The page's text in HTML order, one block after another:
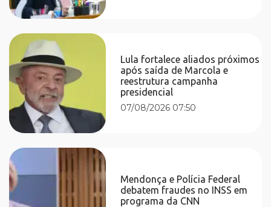
Lula fortalece aliados próximos
após saída de Marcola e
reestrutura campanha
presidencial
07/08/2026 07:50
Mendonça e Polícia Federal
debatem fraudes no INSS em
programa da CNN